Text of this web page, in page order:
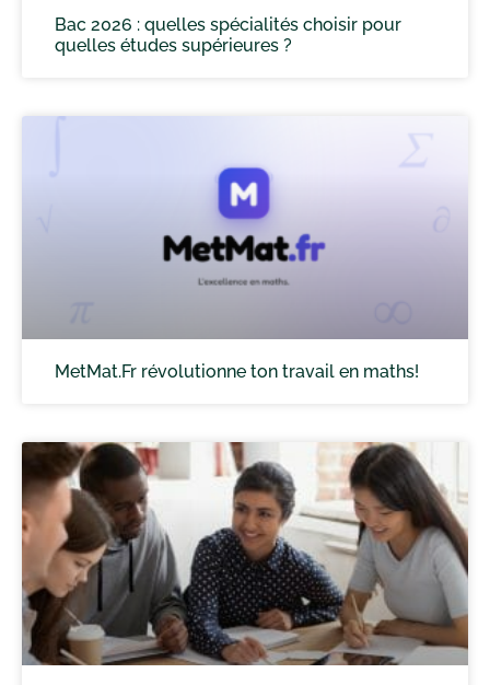
Bac 2026 : quelles spécialités choisir pour
quelles études supérieures ?
MetMat.Fr révolutionne ton travail en maths!